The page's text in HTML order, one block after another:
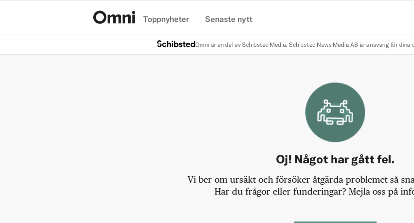
Toppnyheter Senaste nytt
Omni är en del av Schibsted Media. Schibsted News Media AB är ansvarig för dina
Oj! Något har gått fel.
Vi ber om ursäkt och försöker åtgärda problemet så
Har du frågor eller funderingar? Mejla oss på